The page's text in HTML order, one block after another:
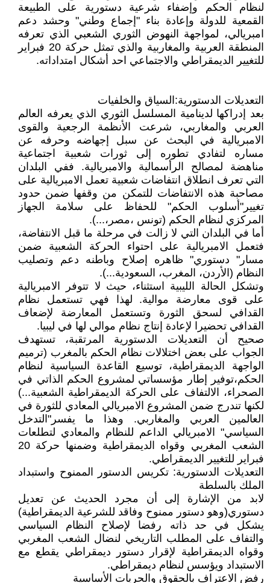
لنظام الحكم وإضفاء شرعية دستورية على الطبيعة
القمعية للدولة وإعادة بناء "إجماع وطني" وحشد دعم
امبريالي، لمواجهة النهوض الثوري الشعبي الذي تعرفه
المنطقة العربية والمغاربية والذي تمثل حركة 20 فبراير
للتغيير الديمقراطي والاجتماعي احد أشكال امتداداته.
التعديلات الدستورية:السياق والخلفيات
بعد إدراكها لدينامية المسلسل الثوري الذي يعرفه العالم
العربي والمغاربي، شرعت الأنظمة الرجعية والقوى
الامبريالية في البحث عن سبل إجهاضه وحرفه عن
مساره لتفادي تطوره إلى ثورات شعبية اجتماعية
مناهضة لمصالح الرأسمالية والامبريالية. ففي البلدان
التي تعرف انطلاق انتفاضات شعبية تعمل الامبريالية على
مصاحبة هذه الانتفاضات للتمكن من وقفها ضمن حدود
تغيير"أسلوب الحكم" للحفاظ على سلامة الجهاز
المركزي لنظام الحكم (تونس ،مصر،...).
أما في البلدان التي لا زالت في مرحلة ما قبل الانتفاضة،
فتعمل الامبريالية على احتواء الحركة الشعبية ضمن
مسار" دستوري" ظاهره إصلاح وباطنه دعم وتصليب
النظام (الأردن، المغرب، السعودية...).
وتشكل الحالة الليبية استثناء، حيث لا تتوفر الامبريالية
على قوى معارضة موالية. لهذا فهي تستعمل نظام
القدافي لسحق الثورة وتستعمل المعارضة لإضعاف
القدافي تحضيرا لإعادة إنتاج نظام موالي لها في ليبيا.
صحيح أن التعديلات الدستورية المرتقبة، تستهدف
الجواب على بعض اختلالات نظام الحكم بالمغرب (ترميم
الواجهة الديمقراطية، توسيع القاعدة السياسية لنظام
الحكم،توفير إطار مؤسساتي لمشروع الحكم الذاتي في
الصحراء، الالتفاف على الحركة الديمقراطية الشعبية...)
لكنها تندرج ضمن المشروع الامبريالي المعادي للثورة في
العالمين العربي والمغاربي. وهذا ما يفسر"التدخل
السياسي" الامبريالي الداعم للنظام والمعادي لتطلعات
الشعب المغربي وقواه الديمقراطية وضمنها حركة 20
فبراير للتغيير الديمقراطي.
التعديلات الدستورية: تكريس الدستور الممنوح واستبداد
الملك بالسلطة
لابد من الإشارة إلى أن مجرد الحديث عن تعديل
دستوري(وهو دستور ممنوح وفاقد للشرعية الديمقراطية)
يشكل في حد ذاته رفضا لإصلاح النظام السياسي
والتفاف على المطلب التاريخي لنضال الشعب المغربي
وقواه الديمقراطية لإقرار دستور ديمقراطي يقطع مع
الاستبداد ويؤسس لنظام ديمقراطي.
رفض الاعتراف بالحقوق والحريات الأساسية